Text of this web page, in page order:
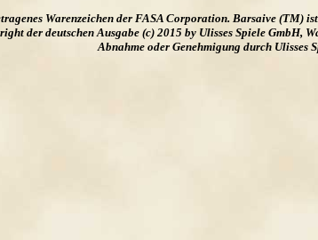
Warenzeichen der FASA Corporation. Barsaive (TM)
der deutschen Ausgabe (c) 2015 by Ulisses Spiele GmbH,
Abnahme oder Genehmigung durch Ulisses